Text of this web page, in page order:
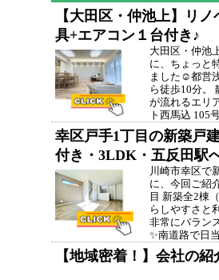
【大田区・仲池上】リ
具+エアコン１台付き♪
大田区・仲池
に、ちょっと
ました☺都営
ら徒歩10分。
が流れるエリ
ト西馬込
屋の魅力は、
家具付き（展
て）であるこ
コン１台...
幸区戸手1丁目の新築戸
付き・3LDK・五反田駅
立地👍
川崎市幸区で
に、今回ご紹
目 新築全2棟
らしやすさと
非常にバラン
✨南道路で日
対面キッチン
（一部納戸を
【地域密着！】会社の紹